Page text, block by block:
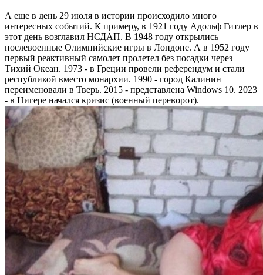
А еще в день 29 июля в истории происходило много
интересных событий. К примеру, в 1921 году Адольф Гитлер в
этот день возглавил НСДАП. В 1948 году открылись
послевоенные Олимпийские игры в Лондоне. А в 1952 году
первый реактивный самолет пролетел без посадки через
Тихий Океан. 1973 - в Греции провели референдум и стали
республикой вместо монархии. 1990 - город Калинин
переименовали в Тверь. 2015 - представлена Windows 10. 2023
- в Нигере начался кризис (военный переворот).